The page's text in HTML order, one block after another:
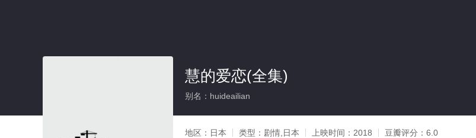
慧的爱恋(全集)
别名：huideailian
地区： 日本 类型： 剧情,日本 上映时间： 2018 豆瓣评分： 6.0